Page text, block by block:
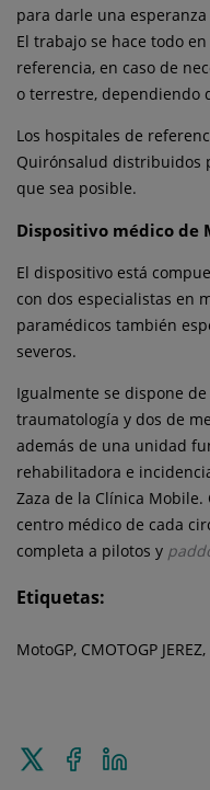
para darle una
El trabajo se hace todo
referencia, en caso de
o terrestre, dependiendo
Los hospitales de
Quirónsalud distribuidos
que sea posible.
Dispositivo médico de
El dispositivo está
con dos especialistas en
paramédicos también
severos.
Igualmente se dispone
traumatología y dos de
además de una unidad
rehabilitadora e
Zaza de la Clínica
centro médico de cada
completa a pilotos y
Etiquetas:
MotoGP, CMOTOGP JEREZ,
Enviar
Compartir
en